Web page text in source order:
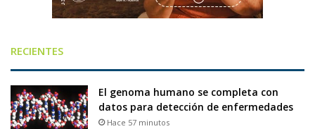
RECIENTES
El genoma humano se completa con
datos para detección de enfermedades
Hace 57 minutos